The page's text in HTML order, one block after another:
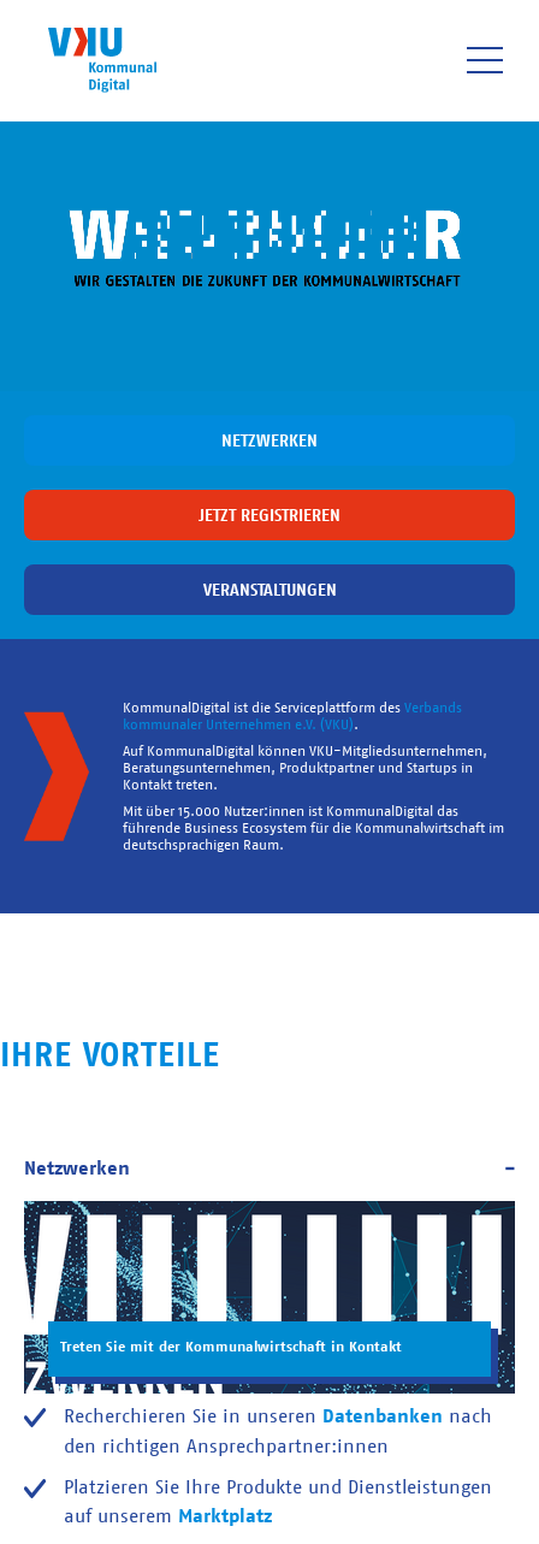
NETZWERKEN
JETZT REGISTRIEREN
VERANSTALTUNGEN
KommunalDigital ist die Serviceplattform des Verbands
kommunaler Unternehmen e.V. (VKU).
Auf KommunalDigital können VKU-Mitgliedsunternehmen,
Beratungsunternehmen, Produktpartner und Startups in
Kontakt treten.
Mit über 15.000 Nutzer:innen ist KommunalDigital das
führende Business Ecosystem für die Kommunalwirtschaft im
deutschsprachigen Raum.
IHRE VORTEILE
Treten Sie mit der Kommunalwirtschaft in Kontakt
Recherchieren Sie in unseren Datenbanken nach
den richtigen Ansprechpartner:innen
Platzieren Sie Ihre Produkte und Dienstleistungen
auf unserem Marktplatz